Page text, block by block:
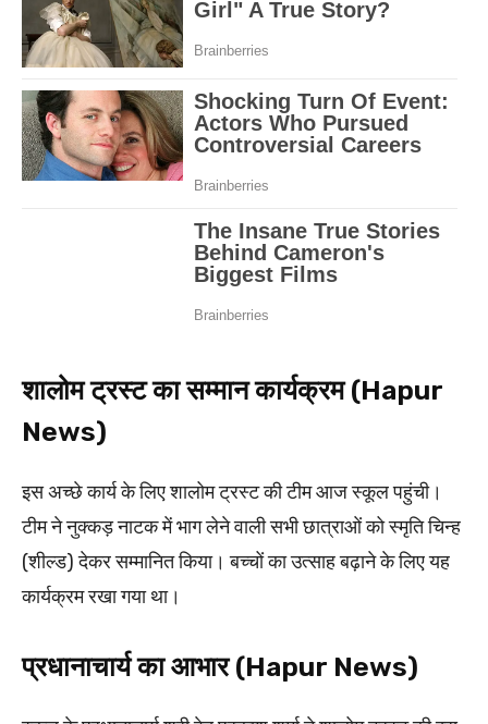
शालोम ट्रस्ट का सम्मान कार्यक्रम (Hapur
News)
इस अच्छे कार्य के लिए शालोम ट्रस्ट की टीम आज स्कूल पहुंची।
टीम ने नुक्कड़ नाटक में भाग लेने वाली सभी छात्राओं को स्मृति चिन्ह
(शील्ड) देकर सम्मानित किया। बच्चों का उत्साह बढ़ाने के लिए यह
कार्यक्रम रखा गया था।
प्रधानाचार्य का आभार (Hapur News)